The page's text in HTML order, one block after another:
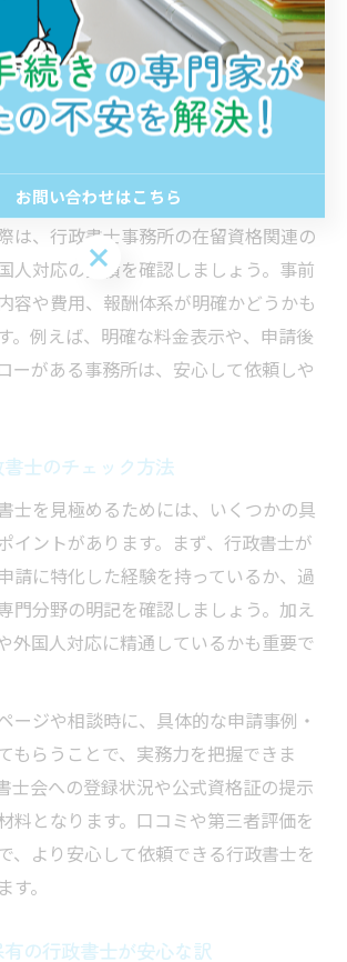
選びは将来の安心を左右する重要なポ
書士は、ビザ申請や在留資格変更など
、複雑な申請書類の作成や入管とのや
します。特に、卒業後すぐの手続きで
視することが大切です。
は、行政書士事務所の在留資格関連の
人対応の実績を確認しましょう。事前
容や費用、報酬体系が明確かどうかも
。例えば、明確な料金表示や、申請後
ーがある事務所は、安心して依頼しや
士のチェック方法
士を見極めるためには、いくつかの具
イントがあります。まず、行政書士が
請に特化した経験を持っているか、過
門分野の明記を確認しましょう。加え
外国人対応に精通しているかも重要で
ージや相談時に、具体的な申請事例・
もらうことで、実務力を把握できま
士会への登録状況や公式資格証の提示
料となります。口コミや第三者評価を
、より安心して依頼できる行政書士を
。
の行政書士が安心な訳
お問い合わせはこちら
お問い合わせはこちら